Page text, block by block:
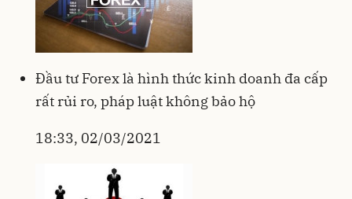
Đầu tư Forex là hình thức kinh doanh đa cấp
rất rủi ro, pháp luật không bảo hộ
18:33, 02/03/2021